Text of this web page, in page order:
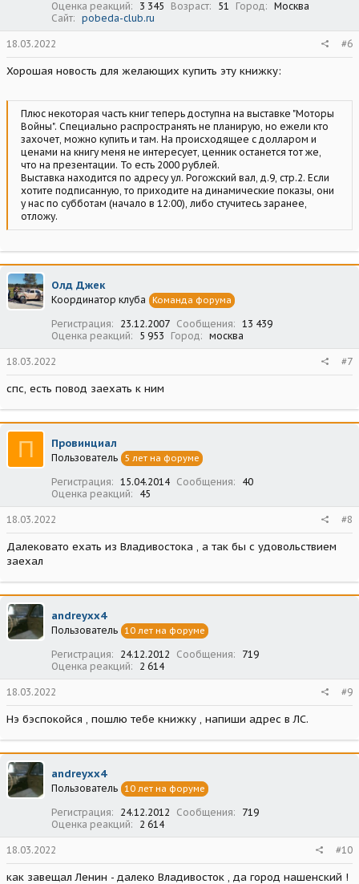
Оценка реакций 3 345 Возраст 51 Город
Москва
Сайт
pobeda-club.ru
18.03.2022 #6
Хорошая новость для желающих купить эту книжку:
Плюс некоторая часть книг теперь доступна на выставке "Моторы
Войны". Специально распространять не планирую, но ежели кто
захочет, можно купить и там. На происходящее с долларом и
ценами на книгу меня не интересует, ценник останется тот же,
что на презентации. То есть 2000 рублей.
Выставка находится по адресу ул. Рогожский вал, д.9, стр.2. Если
хотите подписанную, то приходите на динамические показы, они
у нас по субботам (начало в 12:00), либо стучитесь заранее,
отложу.
Олд Джек
Координатор клуба Команда форума
Регистрация 23.12.2007 Сообщения
13 439
Оценка реакций
5 953 Город москва
18.03.2022 #7
спс, есть повод заехать к ним
П Провинциал
Пользователь 5 лет на форуме
Регистрация 15.04.2014 Сообщения
40
Оценка реакций
45
18.03.2022 #8
Далековато ехать из Владивостока , а так бы с удовольствием
заехал
andreyxx4
Пользователь 10 лет на форуме
Регистрация 24.12.2012 Сообщения
719
Оценка реакций
2 614
18.03.2022 #9
Нэ бэспокойся , пошлю тебе книжку , напиши адрес в ЛС.
andreyxx4
Пользователь 10 лет на форуме
Регистрация 24.12.2012 Сообщения
719
Оценка реакций
2 614
18.03.2022 #10
как завещал Ленин - далеко Владивосток , да город нашенский !